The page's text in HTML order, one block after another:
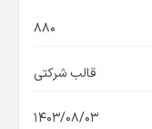
880
قالب شرکتی
1403/08/03